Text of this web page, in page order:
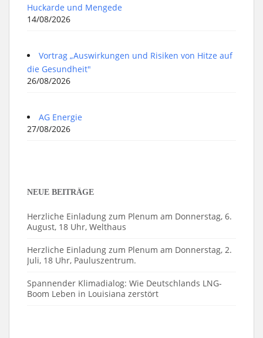
Huckarde und Mengede
14/08/2026
Vortrag „Auswirkungen und Risiken von Hitze auf
die Gesundheit"
26/08/2026
AG Energie
27/08/2026
NEUE BEITRÄGE
Herzliche Einladung zum Plenum am Donnerstag, 6.
August, 18 Uhr, Welthaus
Herzliche Einladung zum Plenum am Donnerstag, 2.
Juli, 18 Uhr, Pauluszentrum.
Spannender Klimadialog: Wie Deutschlands LNG-
Boom Leben in Louisiana zerstört